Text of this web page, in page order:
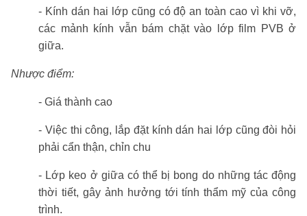
- Kính dán hai lớp cũng có độ an toàn cao vì khi vỡ,
các mảnh kính vẫn bám chặt vào lớp film PVB ở
giữa.
Nhược điểm:
- Giá thành cao
- Việc thi công, lắp đặt kính dán hai lớp cũng đòi hỏi
phải cẩn thận, chỉn chu
- Lớp keo ở giữa có thể bị bong do những tác động
thời tiết, gây ảnh hưởng tới tính thẩm mỹ của công
trình.